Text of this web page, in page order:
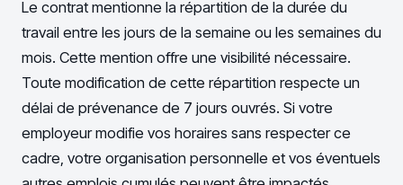
Le contrat mentionne la répartition de la durée du
travail entre les jours de la semaine ou les semaines du
mois. Cette mention offre une visibilité nécessaire.
Toute modification de cette répartition respecte un
délai de prévenance de 7 jours ouvrés. Si votre
employeur modifie vos horaires sans respecter ce
cadre, votre organisation personnelle et vos éventuels